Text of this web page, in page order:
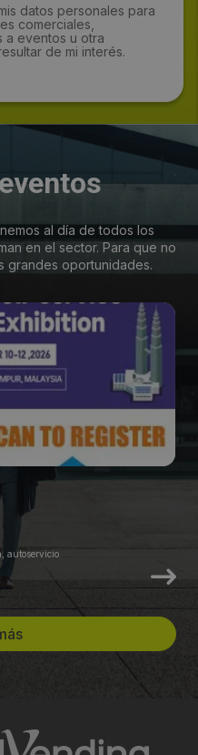
datos personales para
comerciales,
a eventos u otra
de mi interés.
al día de todos los
en el sector. Para que no
grandes oportunidades.
autoservicio